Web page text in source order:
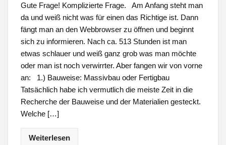
Gute Frage! Komplizierte Frage. Am Anfang steht man
da und weiß nicht was für einen das Richtige ist. Dann
fängt man an den Webbrowser zu öffnen und beginnt
sich zu informieren. Nach ca. 513 Stunden ist man
etwas schlauer und weiß ganz grob was man möchte
oder man ist noch verwirrter. Aber fangen wir von vorne
an: 1.) Bauweise: Massivbau oder Fertigbau
Tatsächlich habe ich vermutlich die meiste Zeit in die
Recherche der Bauweise und der Materialien gesteckt.
Welche […]
Weiterlesen